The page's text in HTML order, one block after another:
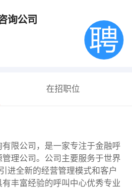
询公司
在招职位
限公司，是一家专注于金融呼
理公司。公司主要服务于世界
进全新的经营管理模式和客户
丰富经验的呼叫中心优秀专业